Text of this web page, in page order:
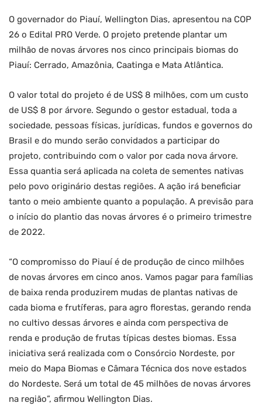
O governador do Piauí, Wellington Dias, apresentou na COP
26 o Edital PRO Verde. O projeto pretende plantar um
milhão de novas árvores nos cinco principais biomas do
Piauí: Cerrado, Amazônia, Caatinga e Mata Atlântica.
O valor total do projeto é de US$ 8 milhões, com um custo
de US$ 8 por árvore. Segundo o gestor estadual, toda a
sociedade, pessoas físicas, jurídicas, fundos e governos do
Brasil e do mundo serão convidados a participar do
projeto, contribuindo com o valor por cada nova árvore.
Essa quantia será aplicada na coleta de sementes nativas
pelo povo originário destas regiões. A ação irá beneficiar
tanto o meio ambiente quanto a população. A previsão para
o início do plantio das novas árvores é o primeiro trimestre
de 2022.
“O compromisso do Piauí é de produção de cinco milhões
de novas árvores em cinco anos. Vamos pagar para famílias
de baixa renda produzirem mudas de plantas nativas de
cada bioma e frutíferas, para agro florestas, gerando renda
no cultivo dessas árvores e ainda com perspectiva de
renda e produção de frutas típicas destes biomas. Essa
iniciativa será realizada com o Consórcio Nordeste, por
meio do Mapa Biomas e Câmara Técnica dos nove estados
do Nordeste. Será um total de 45 milhões de novas árvores
na região”, afirmou Wellington Dias.